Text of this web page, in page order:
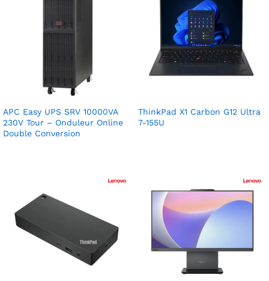
APC Easy UPS SRV 10000VA
230V Tour – Onduleur Online
Double Conversion
ThinkPad X1 Carbon G12 Ultra
7-155U